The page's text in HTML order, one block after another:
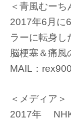
＜青風むーち
2017年6月に
ラーに転身し
脳梗塞＆痛風
MAIL：
＜メディア＞
2017年 NHK